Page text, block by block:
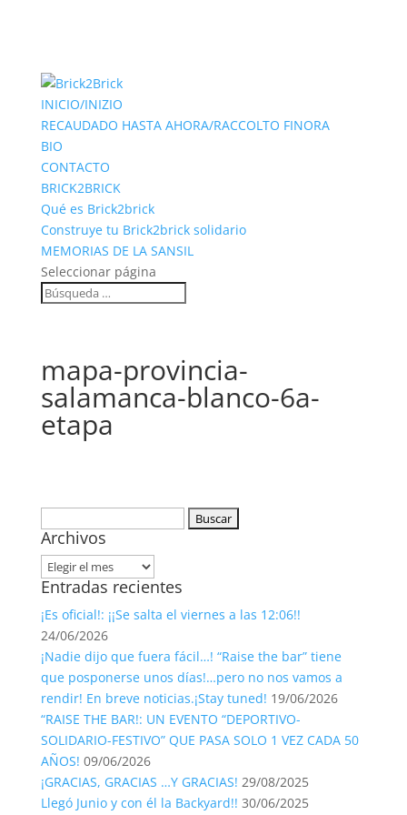
INICIO/INIZIO
RECAUDADO HASTA AHORA/RACCOLTO FINORA
BIO
CONTACTO
BRICK2BRICK
Qué es Brick2brick
Construye tu Brick2brick solidario
MEMORIAS DE LA SANSIL
Seleccionar página
mapa-provincia-
salamanca-blanco-6a-
etapa
Archivos
Archivos
Entradas recientes
¡Es oficial!: ¡¡Se salta el viernes a las 12:06!!
24/06/2026
¡Nadie dijo que fuera fácil…! “Raise the bar” tiene
que posponerse unos días!…pero no nos vamos a
rendir! En breve noticias.¡Stay tuned! 19/06/2026
“RAISE THE BAR!: UN EVENTO “DEPORTIVO-
SOLIDARIO-FESTIVO” QUE PASA SOLO 1 VEZ CADA 50
AÑOS! 09/06/2026
¡GRACIAS, GRACIAS …Y GRACIAS! 29/08/2025
Llegó Junio y con él la Backyard!! 30/06/2025